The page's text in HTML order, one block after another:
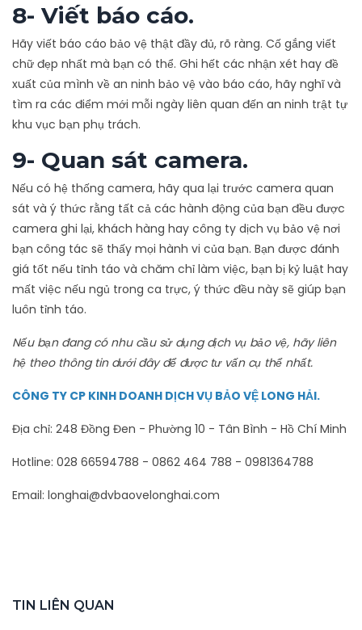
8- Viết báo cáo.
Hãy viết báo cáo bảo vệ thật đầy đủ, rõ ràng. Cố gắng viết
chữ đẹp nhất mà bạn có thể. Ghi hết các nhận xét hay đề
xuất của mình về an ninh bảo vệ vào báo cáo, hãy nghĩ và
tìm ra các điểm mới mỗi ngày liên quan đến an ninh trật tự
khu vục bạn phụ trách.
9- Quan sát camera.
Nếu có hệ thống camera, hãy qua lại trước camera quan
sát và ý thức rằng tất cả các hành động của bạn đều được
camera ghi lại, khách hàng hay công ty dịch vụ bảo vệ nơi
bạn công tác sẽ thấy mọi hành vi của bạn. Bạn được đánh
giá tốt nếu tỉnh táo và chăm chỉ làm việc, bạn bị kỷ luật hay
mất việc nếu ngủ trong ca trực, ý thức đều này sẽ giúp bạn
luôn tỉnh táo.
Nếu bạn đang có nhu cầu sử dụng dịch vụ bảo vệ, hãy liên
hệ theo thông tin dưới đây để được tư vấn cụ thể nhất.
CÔNG TY CP KINH DOANH DỊCH VỤ BẢO VỆ LONG HẢI.
Địa chỉ: 248 Đồng Đen - Phường 10 - Tân Bình - Hồ Chí Minh
Hotline: 028 66594788 - 0862 464 788 - 0981364788
Email: longhai@dvbaovelonghai.com
TIN LIÊN QUAN